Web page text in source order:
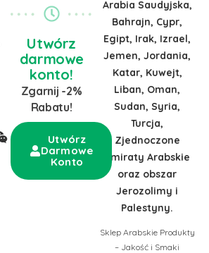
Arabia Saudyjska,
Bahrajn, Cypr,
Egipt, Irak, Izrael,
Jemen, Jordania,
Katar, Kuwejt,
Liban, Oman,
Sudan, Syria,
Turcja,
Zjednoczone
Emiraty Arabskie
oraz obszar
Jerozolimy i
Palestyny.
Sklep Arabskie Produkty
– Jakość i Smaki
Utwórz
darmowe
konto!
Zgarnij -2%
Rabatu!
Utwórz
Darmowe
Konto